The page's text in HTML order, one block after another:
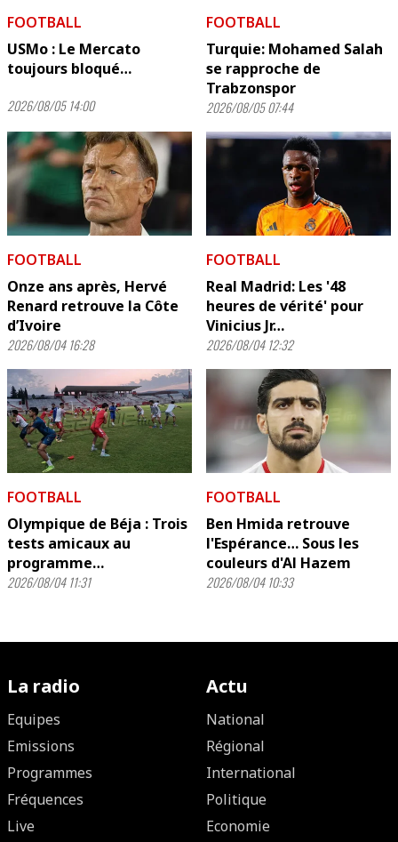
FOOTBALL
USMo : Le Mercato
toujours bloqué…
2026/08/05 14:00
FOOTBALL
Turquie: Mohamed Salah
se rapproche de
Trabzonspor
2026/08/05 07:44
FOOTBALL
Onze ans après, Hervé
Renard retrouve la Côte
d’Ivoire
2026/08/04 16:28
FOOTBALL
Real Madrid: Les '48
heures de vérité' pour
Vinicius Jr…
2026/08/04 12:32
FOOTBALL
Olympique de Béja : Trois
tests amicaux au
programme…
2026/08/04 11:31
FOOTBALL
Ben Hmida retrouve
l'Espérance… Sous les
couleurs d'Al Hazem
2026/08/04 10:33
La radio
Equipes
Emissions
Programmes
Fréquences
Live
Actu
National
Régional
International
Politique
Economie